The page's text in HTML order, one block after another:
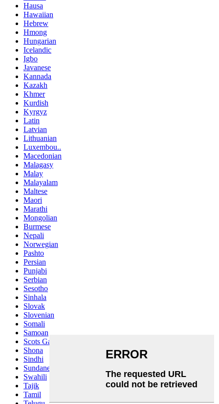
Hausa
Hawaiian
Hebrew
Hmong
Hungarian
Icelandic
Igbo
Javanese
Kannada
Kazakh
Khmer
Kurdish
Kyrgyz
Latin
Latvian
Lithuanian
Luxembou..
Macedonian
Malagasy
Malay
Malayalam
Maltese
Maori
Marathi
Mongolian
Burmese
Nepali
Norwegian
Pashto
Persian
Punjabi
Serbian
Sesotho
Sinhala
Slovak
Slovenian
Somali
Samoan
Scots Gaelic
Shona
Sindhi
Sundanese
Swahili
Tajik
Tamil